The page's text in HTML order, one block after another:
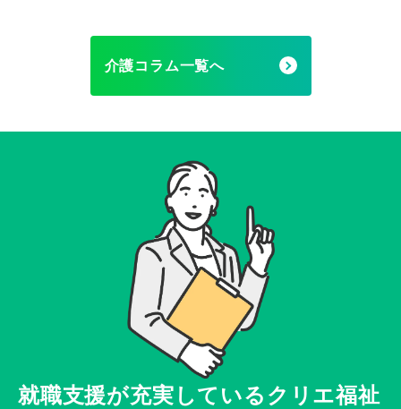
介護コラム一覧へ
就職支援が充実している クリエ福祉